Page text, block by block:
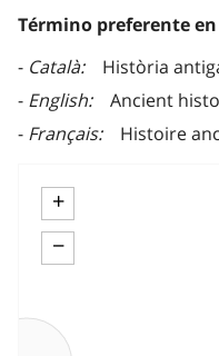
Término preferente
Català
Història
English
Ancient
Français
Histoire
+
−